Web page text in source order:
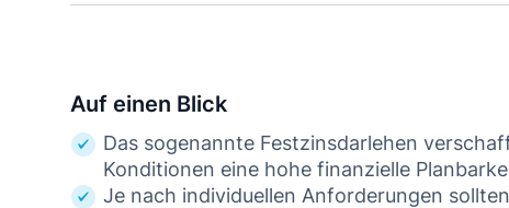
Auf einen Blick
Das sogenannte Festzinsdarlehen
Konditionen eine hohe finanzielle
Je nach individuellen Anforderungen